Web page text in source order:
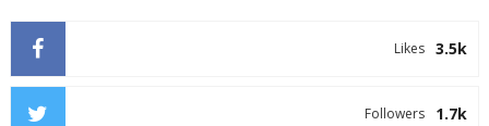
3.5k
Likes
1.7k
Followers